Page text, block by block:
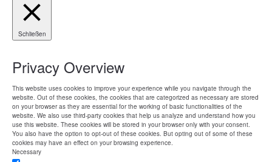
Schließen
Privacy Overview
This website uses cookies to improve your experience while you navigate through the
website. Out of these cookies, the cookies that are categorized as necessary are stored
on your browser as they are essential for the working of basic functionalities of the
website. We also use third-party cookies that help us analyze and understand how you
use this website. These cookies will be stored in your browser only with your consent.
You also have the option to opt-out of these cookies. But opting out of some of these
cookies may have an effect on your browsing experience.
Necessary